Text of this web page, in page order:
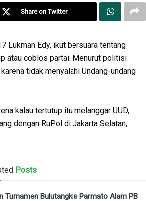
Share on Twitter
Lukman Edy, ikut bersuara tentang
atau coblos partai. Menurut politisi
tidak menyalahi Undang-undang
kalau tertutup itu melanggar UUD,
dengan RuPol di Jakarta Selatan,
Posts
Turnamen Bulutangkis Parmato Alam PB